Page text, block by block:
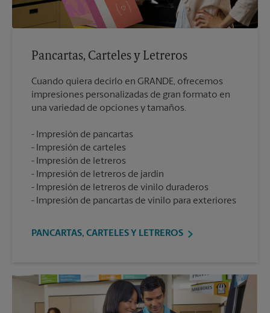
Pancartas, Carteles y Letreros
Cuando quiera decirlo en GRANDE, ofrecemos
impresiones personalizadas de gran formato en
Impresión de pancartas
Impresión de carteles
Impresión de letreros
Impresión de letreros de jardín
Impresión de letreros de vinilo duraderos
Impresión de pancartas de vinilo para exteriores
PANCARTAS, CARTELES Y LETREROS